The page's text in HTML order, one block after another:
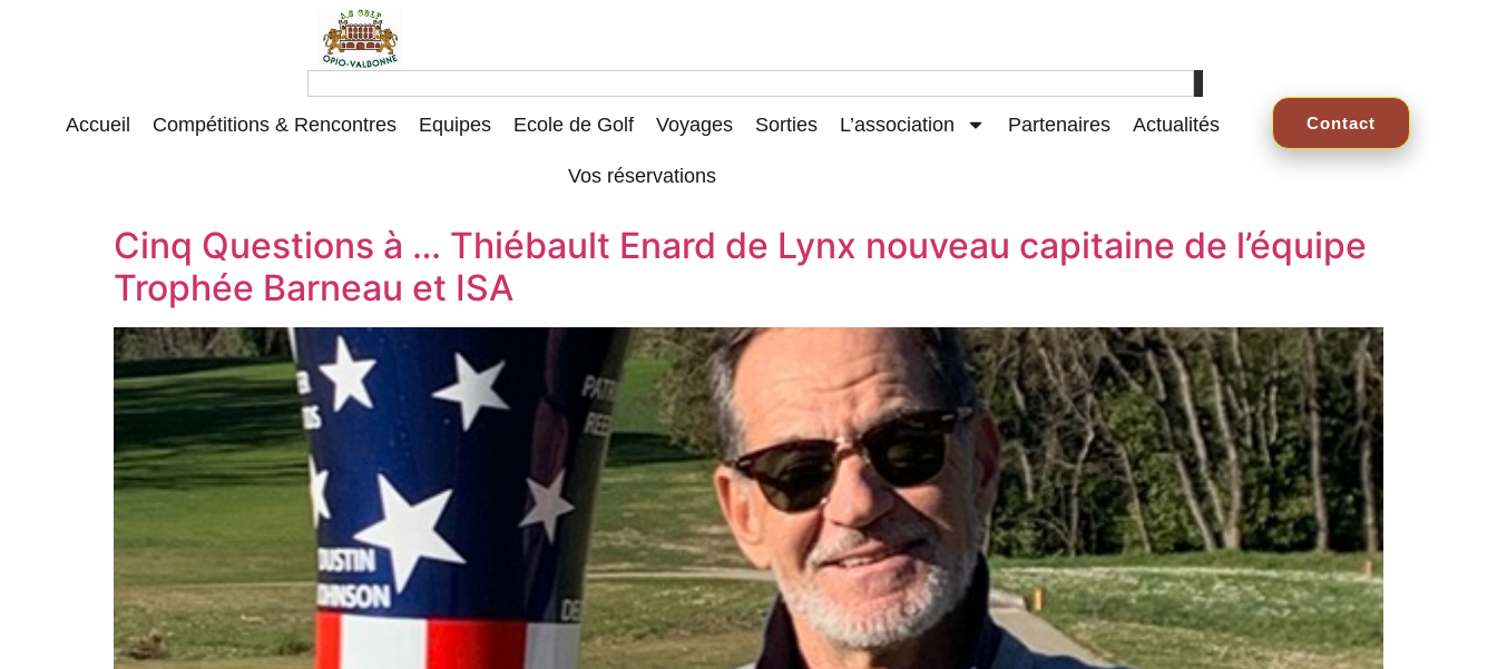
Accueil Compétitions & Rencontres Equipes Ecole de Golf Voyages Sorties L’association Partenaires Actualités
Vos réservations
Contact
Cinq Questions à … Thiébault Enard de Lynx nouveau capitaine de l’équipe
Trophée Barneau et ISA